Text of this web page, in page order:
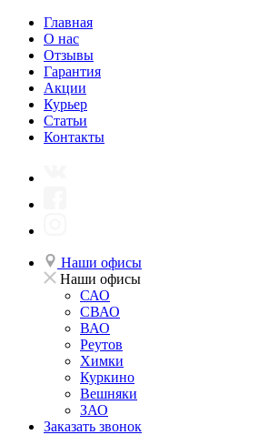
Главная
О нас
Отзывы
Гарантия
Акции
Курьер
Статьи
Контакты
Наши офисы
Наши офисы
САО
СВАО
ВАО
Реутов
Химки
Куркино
Вешняки
ЗАО
Заказать звонок